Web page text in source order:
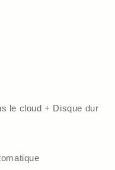
le cloud + Disque dur